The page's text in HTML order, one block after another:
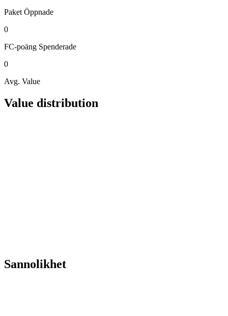
Paket Öppnade
0
FC-poäng Spenderade
0
Avg. Value
Value distribution
Sannolikhet